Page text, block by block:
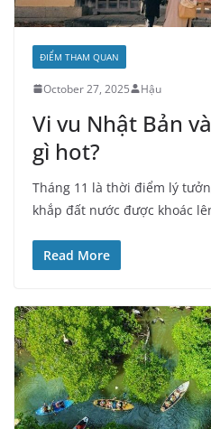
ĐIỂM THAM QUAN
October 27, 2025 Hậu
Vi vu Nhật Bản
gì hot?
Tháng 11 là thời điểm lý
khắp đất nước được khoác
Read More